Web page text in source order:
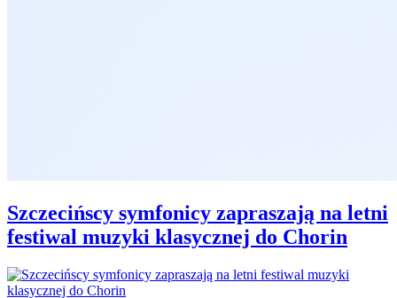
Szczecińscy symfonicy zapraszają na letni
festiwal muzyki klasycznej do Chorin